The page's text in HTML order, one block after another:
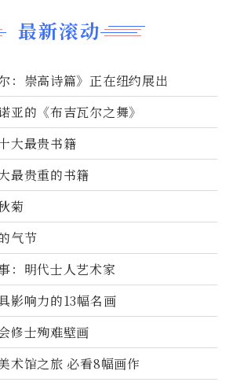
最新滚动
：崇高诗篇》正在纽约展出
亚的《布吉瓦尔之舞》
大最贵书籍
最贵重的书籍
菊
气节
：明代士人艺术家
影响力的13幅名画
修士殉难壁画
术馆之旅 必看8幅画作